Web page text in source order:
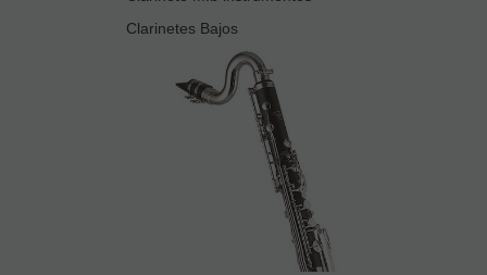
Clarinetes Bajos